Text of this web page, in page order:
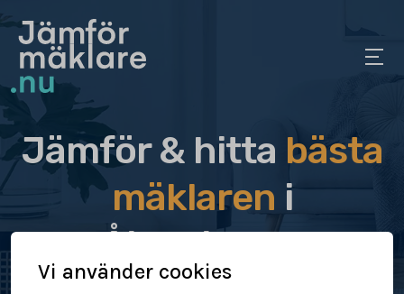
Jämför & hitta bästa
mäklaren i
Åkersberga
Vi använder cookies